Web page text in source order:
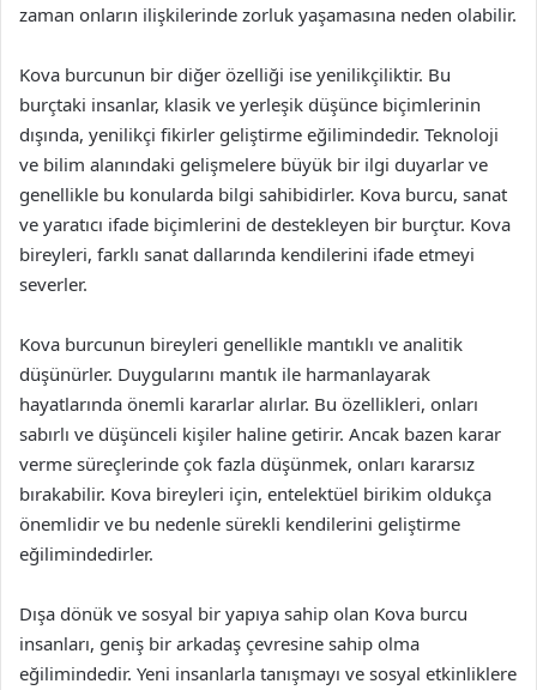
zaman onların ilişkilerinde zorluk yaşamasına neden olabilir.
Kova burcunun bir diğer özelliği ise yenilikçiliktir. Bu
burçtaki insanlar, klasik ve yerleşik düşünce biçimlerinin
dışında, yenilikçi fikirler geliştirme eğilimindedir. Teknoloji
ve bilim alanındaki gelişmelere büyük bir ilgi duyarlar ve
genellikle bu konularda bilgi sahibidirler. Kova burcu, sanat
ve yaratıcı ifade biçimlerini de destekleyen bir burçtur. Kova
bireyleri, farklı sanat dallarında kendilerini ifade etmeyi
severler.
Kova burcunun bireyleri genellikle mantıklı ve analitik
düşünürler. Duygularını mantık ile harmanlayarak
hayatlarında önemli kararlar alırlar. Bu özellikleri, onları
sabırlı ve düşünceli kişiler haline getirir. Ancak bazen karar
verme süreçlerinde çok fazla düşünmek, onları kararsız
bırakabilir. Kova bireyleri için, entelektüel birikim oldukça
önemlidir ve bu nedenle sürekli kendilerini geliştirme
eğilimindedirler.
Dışa dönük ve sosyal bir yapıya sahip olan Kova burcu
insanları, geniş bir arkadaş çevresine sahip olma
eğilimindedir. Yeni insanlarla tanışmayı ve sosyal etkinliklere